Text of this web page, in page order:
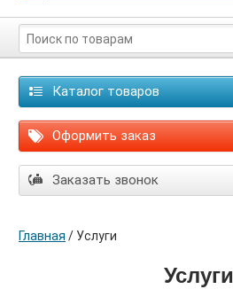
Каталог товаров
Оформить заказ
Заказать звонок
Главная / Услуги
Услуги